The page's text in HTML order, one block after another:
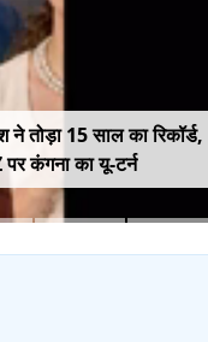
तोड़ा 15 साल का रिकॉर्ड,
कंगना का यू-टर्न